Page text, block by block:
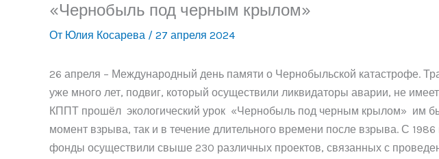
«Чернобыль под черным крылом»
От Юлия Косарева / 27 апреля 2024
26 апреля – Международный день памяти о Чернобыльской катастрофе.
уже много лет, подвиг, который осуществили ликвидаторы аварии, не
КППТ прошёл экологический урок «Чернобыль под черным крылом» им
момент взрыва, так и в течение длительного времени после взрыва. С
фонды осуществили свыше 230 различных проектов, связанных с